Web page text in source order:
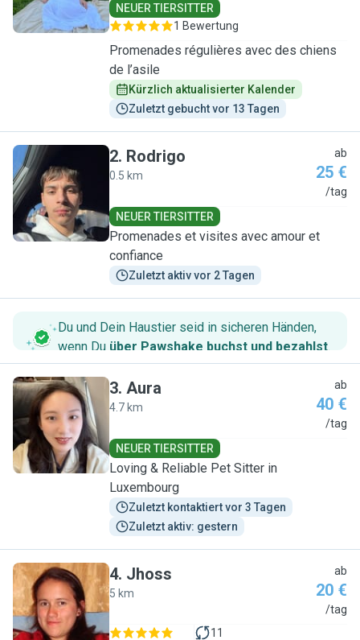
NEUER TIERSITTER
1 Bewertung
Promenades régulières avec des chiens
de l’asile
Kürzlich aktualisierter Kalender
Zuletzt gebucht vor 13 Tagen
R
2. Rodrigo
0.5 km
ab
25 €
/tag
NEUER TIERSITTER
Promenades et visites avec amour et
confiance
Zuletzt aktiv vor 2 Tagen
Du und Dein Haustier seid in sicheren Händen,
wenn Du über Pawshake buchst und bezahlst.
A
3. Aura
4.7 km
ab
40 €
/tag
NEUER TIERSITTER
Loving & Reliable Pet Sitter in
Luxembourg
Zuletzt kontaktiert vor 3 Tagen
Zuletzt aktiv: gestern
J
4. Jhoss
5 km
ab
20 €
/tag
11